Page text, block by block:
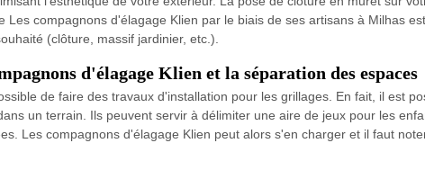
Les compagnons d'élagage Klien par le biais de ses artisans à Milhas
(clôture, massif jardinier, etc.).
d'élagage Klien et la séparation des espaces
de faire des travaux d'installation pour les grillages. En fait, il est
un terrain. Ils peuvent servir à délimiter une aire de jeux pour les
Les compagnons d'élagage Klien peut alors s'en charger et il faut